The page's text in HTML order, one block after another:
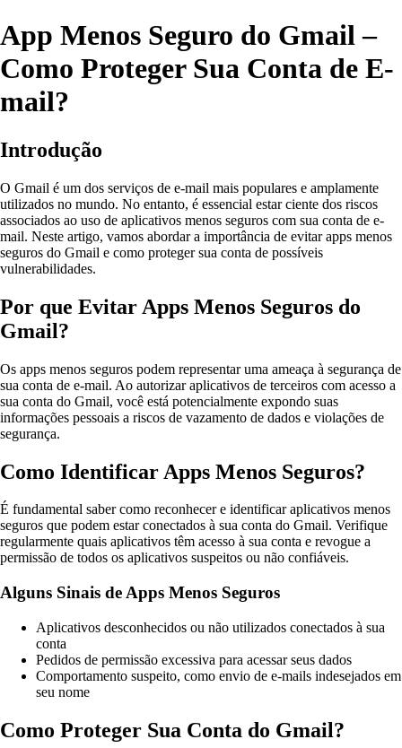
App Menos Seguro do Gmail –
Como Proteger Sua Conta de E-
mail?
Introdução
O Gmail é um dos serviços de e-mail mais populares e amplamente
utilizados no mundo. No entanto, é essencial estar ciente dos riscos
associados ao uso de aplicativos menos seguros com sua conta de e-
mail. Neste artigo, vamos abordar a importância de evitar apps menos
seguros do Gmail e como proteger sua conta de possíveis
vulnerabilidades.
Por que Evitar Apps Menos Seguros do
Gmail?
Os apps menos seguros podem representar uma ameaça à segurança de
sua conta de e-mail. Ao autorizar aplicativos de terceiros com acesso a
sua conta do Gmail, você está potencialmente expondo suas
informações pessoais a riscos de vazamento de dados e violações de
segurança.
Como Identificar Apps Menos Seguros?
É fundamental saber como reconhecer e identificar aplicativos menos
seguros que podem estar conectados à sua conta do Gmail. Verifique
regularmente quais aplicativos têm acesso à sua conta e revogue a
permissão de todos os aplicativos suspeitos ou não confiáveis.
Alguns Sinais de Apps Menos Seguros
Aplicativos desconhecidos ou não utilizados conectados à sua
conta
Pedidos de permissão excessiva para acessar seus dados
Comportamento suspeito, como envio de e-mails indesejados em
seu nome
Como Proteger Sua Conta do Gmail?